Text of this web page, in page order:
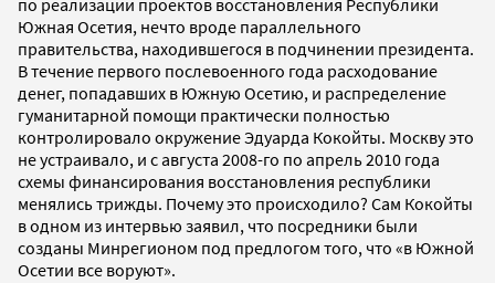
по реализации проектов восстановления Республики
Южная Осетия, нечто вроде параллельного
правительства, находившегося в подчинении президента.
В течение первого послевоенного года расходование
денег, попадавших в Южную Осетию, и распределение
гуманитарной помощи практически полностью
контролировало окружение Эдуарда Кокойты. Москву это
не устраивало, и с августа 2008-го по апрель 2010 года
схемы финансирования восстановления республики
менялись трижды. Почему это происходило? Сам Кокойты
в одном из интервью заявил, что посредники были
созданы Минрегионом под предлогом того, что «в Южной
Осетии все воруют».